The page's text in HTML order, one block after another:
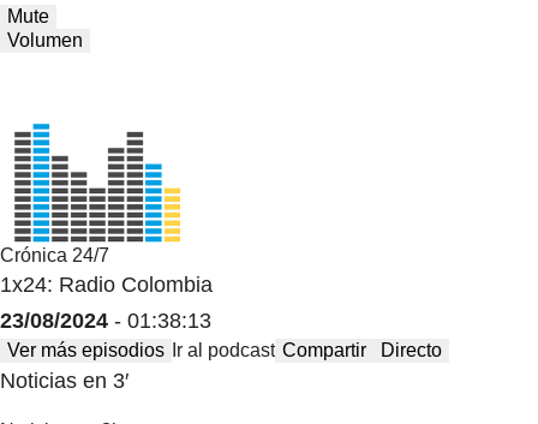
Mute
Volumen
Crónica 24/7
1x24: Radio Colombia
23/08/2024 - 01:38:13
Ver más episodios Ir al podcast Compartir Directo
Noticias en 3′